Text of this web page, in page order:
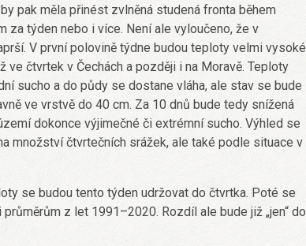
pak měla přinést zvlněná studená fronta během
za týden nebo i více. Není ale vyloučeno, že v
V první polovině týdne budou teploty velmi vysoké
čtvrtek v Čechách a později i na Moravě. Teploty
sucho a do půdy se dostane vláha, ale stav se bude
ve vrstvě do 40 cm. Za 10 dnů bude tedy snížená
dokonce výjimečné či extrémní sucho. Výhled se
množství čtvrtečních srážek, ale také podle situace v
se budou tento týden udržovat do čtvrtka. Poté se
z let 1991–2020. Rozdíl ale bude již „jen“ do